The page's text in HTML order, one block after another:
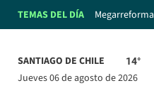
TEMAS DEL DÍA Megarreforma
SANTIAGO DE CHILE 14°
jueves 06 de agosto de 2026